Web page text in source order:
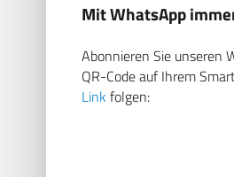
Mit WhatsApp
Abonnieren Sie unseren
QR-Code auf Ihrem
Link folgen: